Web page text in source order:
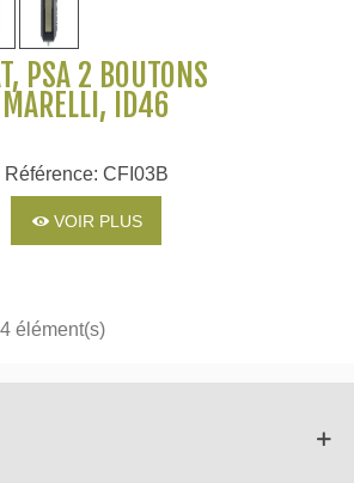
PSA 2 BOUTONS
MARELLI, ID46
Référence: CFI03B
VOIR PLUS
élément(s)